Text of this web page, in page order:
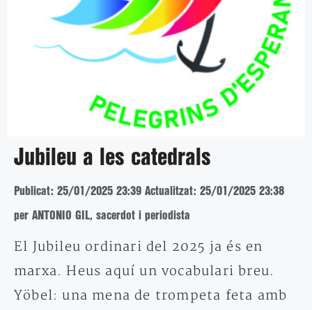
Jubileu a les catedrals
Publicat: 25/01/2025 23:39 Actualitzat: 25/01/2025 23:38
per ANTONIO GIL, sacerdot i periodista
El Jubileu ordinari del 2025 ja és en
marxa. Heus aquí un vocabulari breu.
Yöbel: una mena de trompeta feta amb